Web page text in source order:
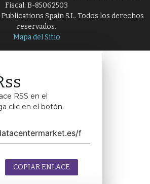
Fiscal: B-85062503
Spain S.L. Todos los derechos
reservados.
Mapa del Sitio
RSS en el
clic en el botón.
COPIAR ENLACE